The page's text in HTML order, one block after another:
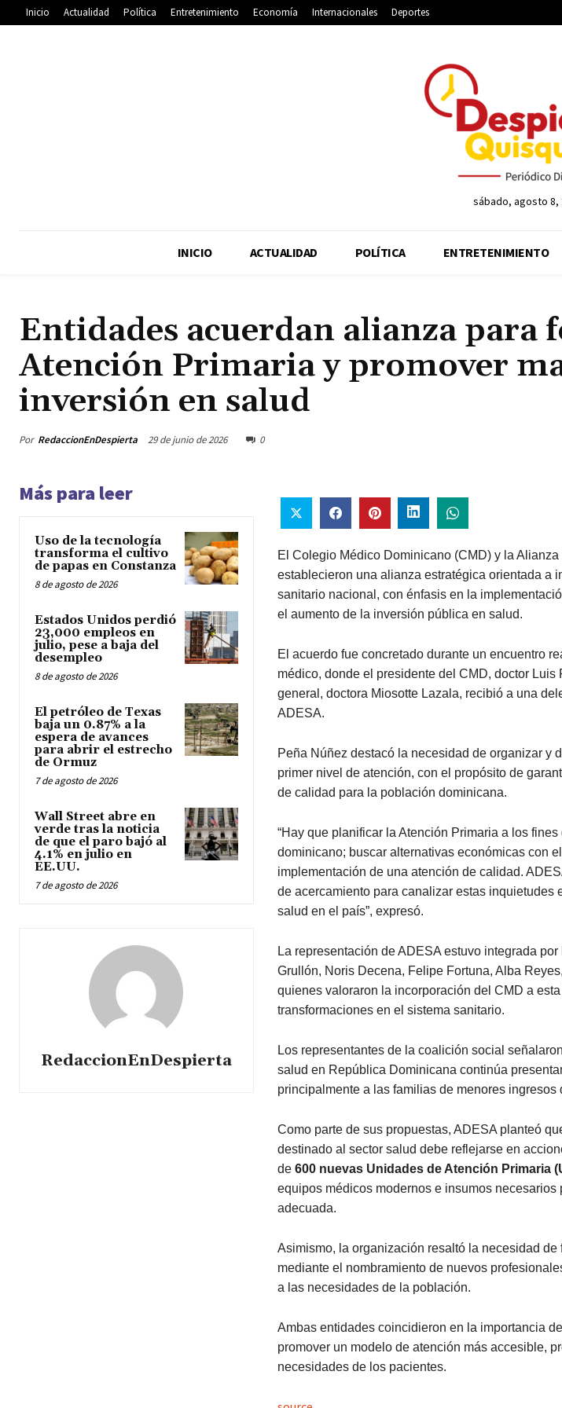
Inicio Actualidad Política Entretenimiento Economía Internacionales Deportes
sábado, agosto 8,
INICIO ACTUALIDAD POLÍTICA ENTRETENIMIENTO
Entidades acuerdan alianza para
Atención Primaria y promover
inversión en salud
Por RedaccionEnDespierta 29 de junio de 2026 0
Más para leer
Uso de la tecnología
transforma el cultivo
de papas en Constanza
8 de agosto de 2026
Estados Unidos perdió
23,000 empleos en
julio, pese a baja del
desempleo
8 de agosto de 2026
El petróleo de Texas
baja un 0.87% a la
espera de avances
para abrir el estrecho
de Ormuz
7 de agosto de 2026
Wall Street abre en
verde tras la noticia
de que el paro bajó al
4.1% en julio en
EE.UU.
7 de agosto de 2026
RedaccionEnDespierta
El Colegio Médico Dominicano (CMD) y la
establecieron una alianza estratégica orientada a
sanitario nacional, con énfasis en la
el aumento de la inversión pública en salud.
El acuerdo fue concretado durante un encuentro
médico, donde el presidente del CMD, doctor Luis
general, doctora Miosotte Lazala, recibió a una
ADESA.
Peña Núñez destacó la necesidad de organizar y
primer nivel de atención, con el propósito de
de calidad para la población dominicana.
“Hay que planificar la Atención Primaria a los
dominicano; buscar alternativas económicas con
implementación de una atención de calidad.
de acercamiento para canalizar estas inquietudes
salud en el país”, expresó.
La representación de ADESA estuvo integrada
Grullón, Noris Decena, Felipe Fortuna, Alba
quienes valoraron la incorporación del CMD a
transformaciones en el sistema sanitario.
Los representantes de la coalición social
salud en República Dominicana continúa
principalmente a las familias de menores
Como parte de sus propuestas, ADESA planteó
destinado al sector salud debe reflejarse en
de 600 nuevas Unidades de Atención Primaria
equipos médicos modernos e insumos necesarios
adecuada.
Asimismo, la organización resaltó la necesidad
mediante el nombramiento de nuevos
a las necesidades de la población.
Ambas entidades coincidieron en la importancia
promover un modelo de atención más accesible,
necesidades de los pacientes.